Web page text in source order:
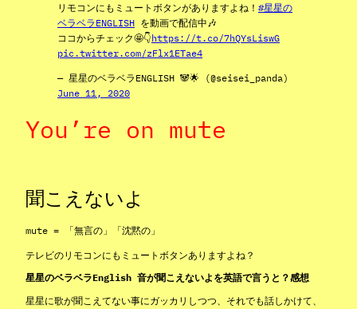
リモコンにもミュートボタンがありますよね！ #星星の
ベラベラENGLISH を動画で配信中🎶
ココからチェック🤩👇https://t.co/7hQYsLiswG
pic.twitter.com/zFlx1ETae4
— 星星のベラベラENGLISH 🐼🌟 (@seisei_panda)
June 11, 2020
You’re on mute
聞こえないよ
mute = 「無言の」「沈黙の」
テレビのリモコンにもミュートボタンありますよね？
星星のベラベラEnglish 音が聞こえないよを英語で言うと？感想
星星に歌が聞こえてない事にガッカリしつつ、それでも話しかけて、